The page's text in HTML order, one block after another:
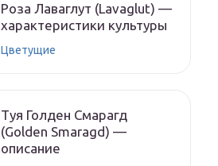
Роза Лаваглут (Lavaglut) —
характеристики культуры
Цветущие
Туя Голден Смарагд
(Golden Smaragd) —
описание